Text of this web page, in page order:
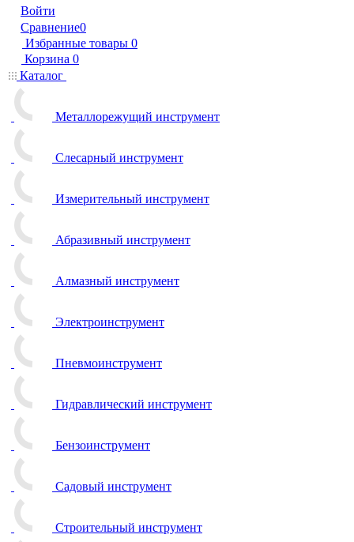
Войти
Сравнение0
Избранные товары 0
Корзина 0
Каталог
Металлорежущий инструмент
Слесарный инструмент
Измерительный инструмент
Абразивный инструмент
Алмазный инструмент
Электроинструмент
Пневмоинструмент
Гидравлический инструмент
Бензоинструмент
Садовый инструмент
Строительный инструмент